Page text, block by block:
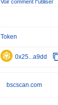
Voir comment l''utiliser
Token
0x25...a9dd
bscscan.com